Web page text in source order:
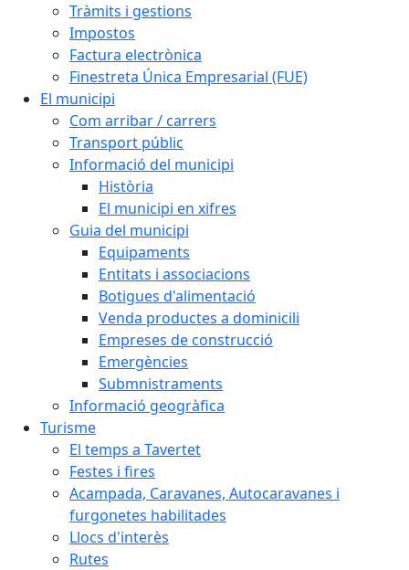
Tràmits i gestions
Impostos
Factura electrònica
Finestreta Única Empresarial (FUE)
El municipi
Com arribar / carrers
Transport públic
Informació del municipi
Història
El municipi en xifres
Guia del municipi
Equipaments
Entitats i associacions
Botigues d'alimentació
Venda productes a dominicili
Empreses de construcció
Emergències
Submnistraments
Informació geogràfica
Turisme
El temps a Tavertet
Festes i fires
Acampada, Caravanes, Autocaravanes i
furgonetes habilitades
Llocs d'interès
Rutes